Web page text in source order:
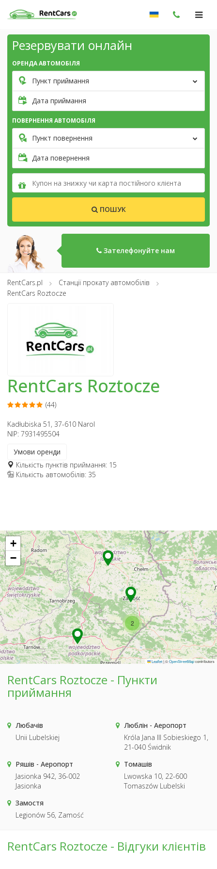
Резервувати онлайн
ОРЕНДА АВТОМОБІЛЯ
Пункт приймання
Дата приймання
ПОВЕРНЕННЯ АВТОМОБІЛЯ
Пункт повернення
Дата повернення
ПОШУК
Зателефонуйте нам
RentCars.pl
Станції прокату автомобілів
RentCars Roztocze
RentCars Roztocze
(44)
Kadłubiska 51, 37-610 Narol
NIP: 7931495504
Умови оренди
Кількість пунктів приймання: 15
Кількість автомобілів: 35
2
+
−
Leaflet|©OpenStreetMapcontributors
RentCars Roztocze - Пункти
приймання
Любачів
Unii Lubelskiej
Люблін - Аеропорт
Króla Jana III Sobieskiego 1,
21-040 Świdnik
Ряшів - Аеропорт
Jasionka 942, 36-002
Jasionka
Томашів
Lwowska 10, 22-600
Tomaszów Lubelski
Замостя
Legionów 56, Zamość
RentCars Roztocze - Відгуки клієнтів